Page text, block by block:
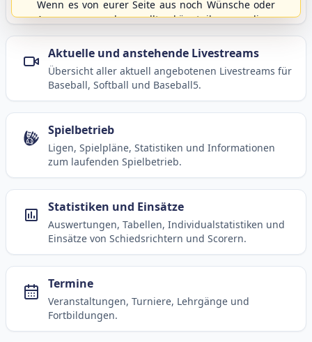
dem S/HBV, Deutschland und der Welt.
Aktuelle und anstehende Livestreams
Übersicht aller aktuell angebotenen Livestreams für
Baseball, Softball und Baseball5.
Spielbetrieb
Ligen, Spielpläne, Statistiken und Informationen
zum laufenden Spielbetrieb.
Statistiken und Einsätze
Auswertungen, Tabellen, Individualstatistiken und
Einsätze von Schiedsrichtern und Scorern.
Termine
Veranstaltungen, Turniere, Lehrgänge und
Fortbildungen.
Wenn es von eurer Seite aus noch Wünsche oder
Anregungen geben sollte, könnt ihr uns diese
gerne an die Verbandsadresseinfo@shbvnet.de
schicken.